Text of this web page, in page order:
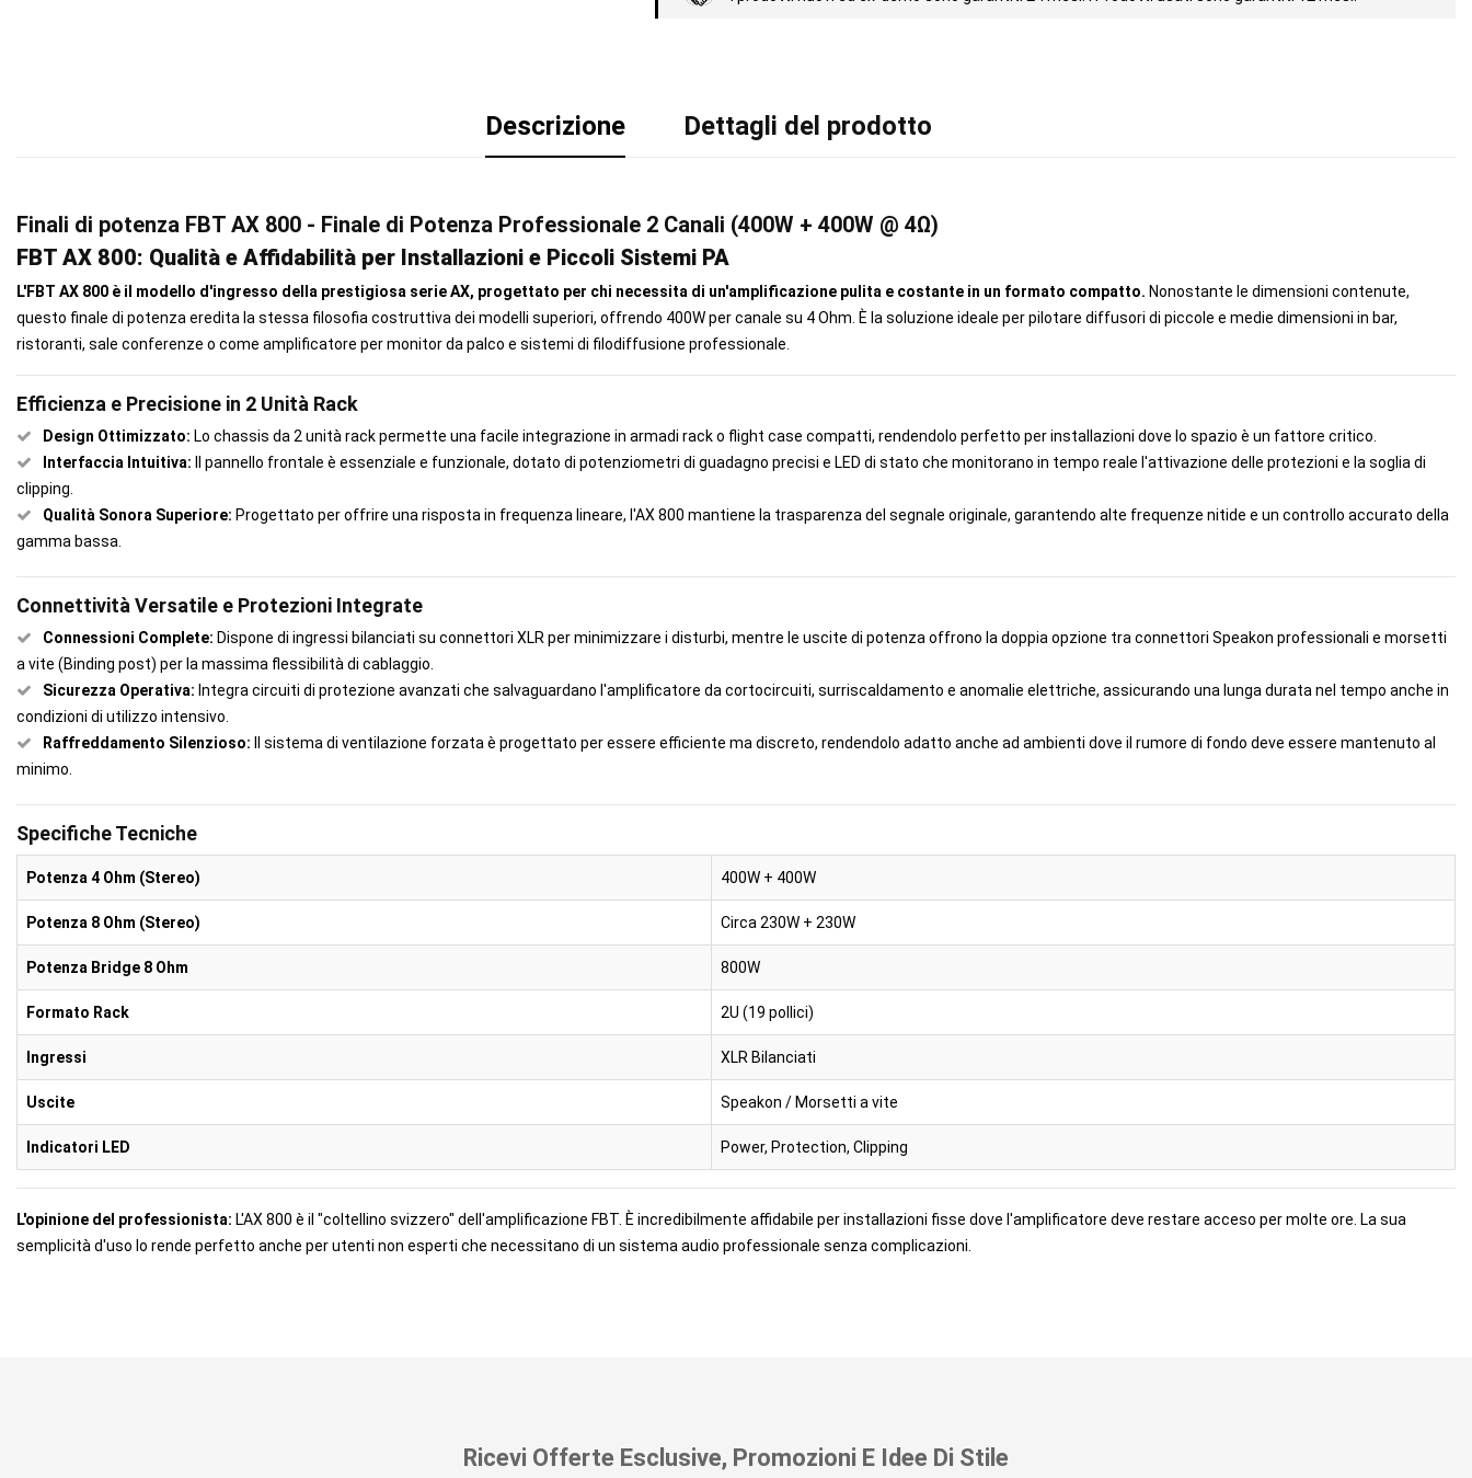
Descrizione Dettagli del prodotto
Finali di potenza FBT AX 800 - Finale di Potenza Professionale 2 Canali (400W + 400W @ 4Ω)
FBT AX 800: Qualità e Affidabilità per Installazioni e Piccoli Sistemi PA
L'FBT AX 800 è il modello d'ingresso della prestigiosa serie AX, progettato per chi necessita di un'amplificazione pulita e costante in un formato compatto. Nonostante le dimensioni contenute,
questo finale di potenza eredita la stessa filosofia costruttiva dei modelli superiori, offrendo 400W per canale su 4 Ohm. È la soluzione ideale per pilotare diffusori di piccole e medie dimensioni in bar,
ristoranti, sale conferenze o come amplificatore per monitor da palco e sistemi di filodiffusione professionale.
Efficienza e Precisione in 2 Unità Rack
Design Ottimizzato: Lo chassis da 2 unità rack permette una facile integrazione in armadi rack o flight case compatti, rendendolo perfetto per installazioni dove lo spazio è un fattore critico.
Interfaccia Intuitiva: Il pannello frontale è essenziale e funzionale, dotato di potenziometri di guadagno precisi e LED di stato che monitorano in tempo reale l'attivazione delle protezioni e la soglia di
clipping.
Qualità Sonora Superiore: Progettato per offrire una risposta in frequenza lineare, l'AX 800 mantiene la trasparenza del segnale originale, garantendo alte frequenze nitide e un controllo accurato della
gamma bassa.
Connettività Versatile e Protezioni Integrate
Connessioni Complete: Dispone di ingressi bilanciati su connettori XLR per minimizzare i disturbi, mentre le uscite di potenza offrono la doppia opzione tra connettori Speakon professionali e morsetti
a vite (Binding post) per la massima flessibilità di cablaggio.
Sicurezza Operativa: Integra circuiti di protezione avanzati che salvaguardano l'amplificatore da cortocircuiti, surriscaldamento e anomalie elettriche, assicurando una lunga durata nel tempo anche in
condizioni di utilizzo intensivo.
Raffreddamento Silenzioso: Il sistema di ventilazione forzata è progettato per essere efficiente ma discreto, rendendolo adatto anche ad ambienti dove il rumore di fondo deve essere mantenuto al
minimo.
Specifiche Tecniche
Potenza 4 Ohm (Stereo) 400W + 400W
Potenza 8 Ohm (Stereo) Circa 230W + 230W
Potenza Bridge 8 Ohm 800W
Formato Rack 2U (19 pollici)
Ingressi XLR Bilanciati
Uscite Speakon / Morsetti a vite
Indicatori LED Power, Protection, Clipping
L'opinione del professionista: L'AX 800 è il "coltellino svizzero" dell'amplificazione FBT. È incredibilmente affidabile per installazioni fisse dove l'amplificatore deve restare acceso per molte ore. La sua
semplicità d'uso lo rende perfetto anche per utenti non esperti che necessitano di un sistema audio professionale senza complicazioni.
Ricevi Offerte Esclusive, Promozioni E Idee Di Stile